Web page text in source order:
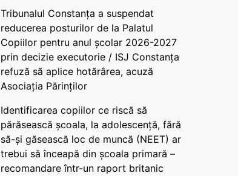
Tribunalul Constanța a suspendat
reducerea posturilor de la Palatul
Copiilor pentru anul școlar 2026-2027
prin decizie executorie / ISJ Constanța
refuză să aplice hotărârea, acuză
Asociația Părinților
Identificarea copiilor ce riscă să
părăsească școala, la adolescență, fără
să-și găsească loc de muncă (NEET) ar
trebui să înceapă din școala primară –
recomandare într-un raport britanic